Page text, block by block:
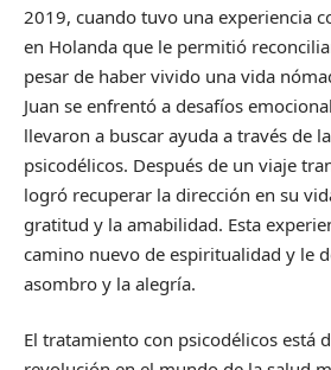
2019, cuando tuvo una experiencia
en Holanda que le permitió
pesar de haber vivido una vida
Juan se enfrentó a desafíos
llevaron a buscar ayuda a través de
psicodélicos. Después de un viaje
logró recuperar la dirección en su
gratitud y la amabilidad. Esta
camino nuevo de espiritualidad y le
asombro y la alegría.
El tratamiento con psicodélicos está